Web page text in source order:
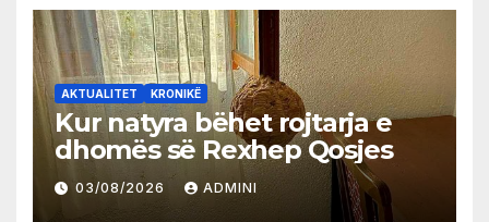
AKTUALITET KRONIKË
Kur natyra bëhet rojtarja e
dhomës së Rexhep Qosjes
03/08/2026 ADMINI